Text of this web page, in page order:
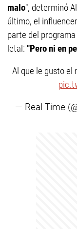
malo", determinó
último, el
parte del
letal: "Pero ni en
Al que le gusto el
— Real Time